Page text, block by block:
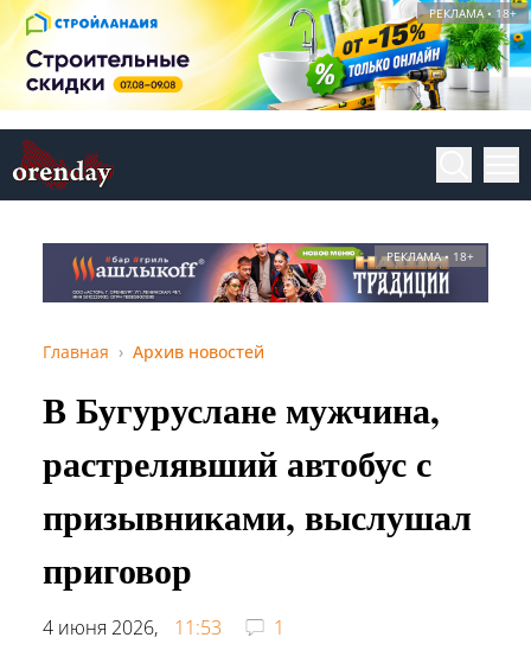
РЕКЛАМА • 18+
РЕКЛАМА • 18+
Главная Архив новостей
В Бугуруслане мужчина,
растрелявший автобус с
призывниками, выслушал
приговор
4 июня 2026, 11:53
1